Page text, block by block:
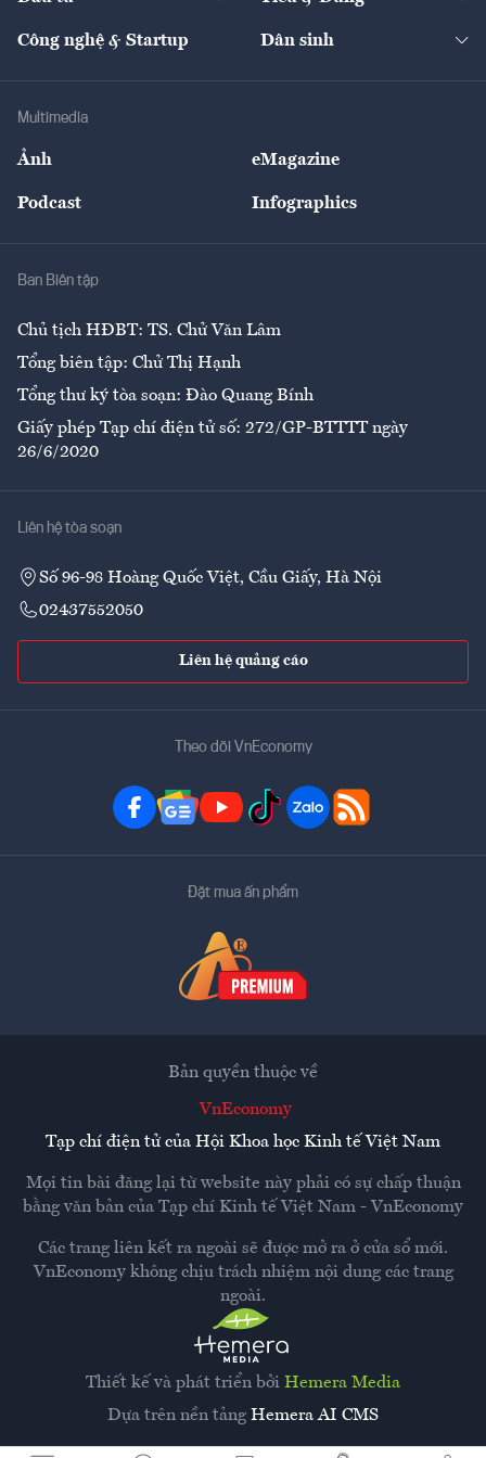
Tư vấn
Thị trường
Nông sản
Giải trí
Công nghệ & Startup Dân sinh
Multimedia
Ảnh eMagazine
Podcast Infographics
Ban Biên tập
Chủ tịch HĐBT: TS. Chử Văn Lâm
Tổng biên tập: Chử Thị Hạnh
Tổng thư ký tòa soạn: Đào Quang Bính
Giấy phép Tạp chí điện tử số: 272/GP-BTTTT ngày
26/6/2020
Liên hệ tòa soạn
Số 96-98 Hoàng Quốc Việt, Cầu Giấy, Hà Nội
02437552050
Liên hệ quảng cáo
Theo dõi VnEconomy
Đặt mua ấn phẩm
Thiết kế và phát triển bởi Hemera Media
Dựa trên nền tảng Hemera AI CMS
Bản quyền thuộc về
VnEconomy
Tạp chí điện tử của Hội Khoa học Kinh tế Việt Nam
Mọi tin bài đăng lại từ website này phải có sự chấp thuận
bằng văn bản của Tạp chí Kinh tế Việt Nam - VnEconomy
Các trang liên kết ra ngoài sẽ được mở ra ở cửa sổ mới.
VnEconomy không chịu trách nhiệm nội dung các trang
ngoài.